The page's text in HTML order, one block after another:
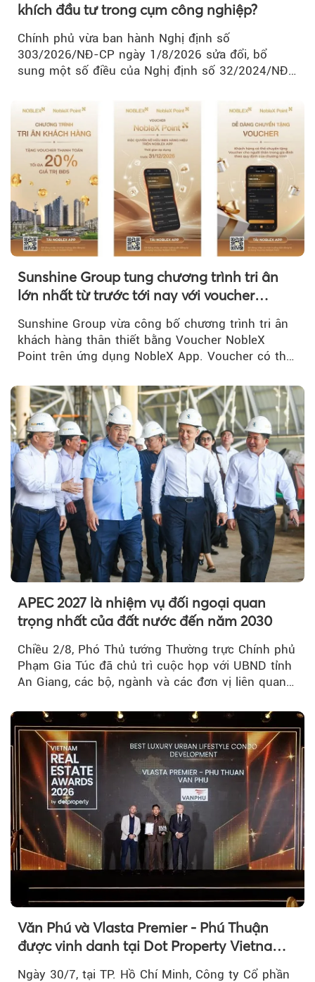
khích đầu tư trong cụm công nghiệp?
Chính phủ vừa ban hành Nghị định số
303/2026/NĐ-CP ngày 1/8/2026 sửa đổi, bổ
sung một số điều của Nghị định số 32/2024/NĐ-
Sunshine Group tung chương trình tri ân
lớn nhất từ trước tới nay với voucher
NobleX Point cho khách hàng thân thiết
Sunshine Group vừa công bố chương trình tri ân
khách hàng thân thiết bằng Voucher NobleX
Point trên ứng dụng NobleX App. Voucher có thể
APEC 2027 là nhiệm vụ đối ngoại quan
trọng nhất của đất nước đến năm 2030
Chiều 2/8, Phó Thủ tướng Thường trực Chính phủ
Phạm Gia Túc đã chủ trì cuộc họp với UBND tỉnh
An Giang, các bộ, ngành và các đơn vị liên quan
Văn Phú và Vlasta Premier - Phú Thuận
được vinh danh tại Dot Property Vietnam
Real Estate Awards 2026
Ngày 30/7, tại TP. Hồ Chí Minh, Công ty Cổ phần